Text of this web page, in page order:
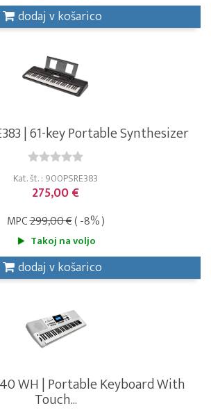
dodaj v košarico
| 61-key Portable Synthesizer
Kat. št. : 900PSRE383
275,00 €
MPC299,00 €( -8% )
Takoj na voljo
dodaj v košarico
WH | Portable Keyboard With
Touch...